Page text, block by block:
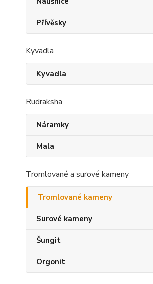
Přívěsky
Kyvadla
Kyvadla
Rudraksha
Náramky
Mala
Tromlované a surové kameny
Tromlované kameny
Surové kameny
Šungit
Orgonit